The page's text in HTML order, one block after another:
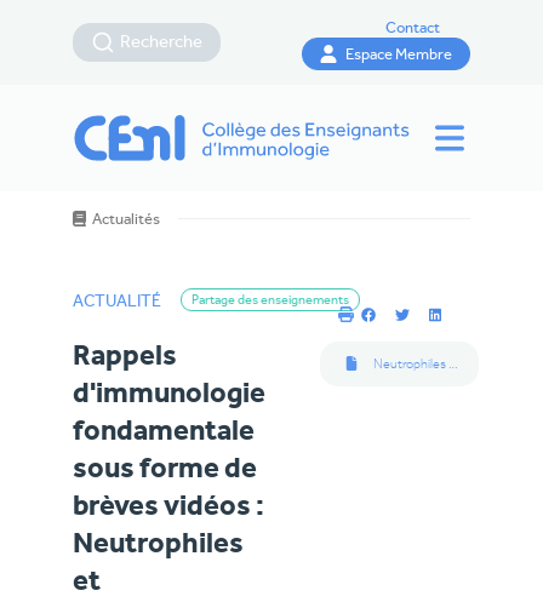
Recherche
Contact
Espace Membre
Actualités
ACTUALITÉ Partage des enseignements
Rappels
d'immunologie
fondamentale
sous forme de
brèves vidéos :
Neutrophiles
et
Neutrophiles et macrophages